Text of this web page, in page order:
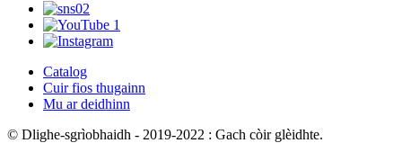
Catalog
Cuir fios thugainn
Mu ar deidhinn
© Dlighe-sgrìobhaidh - 2019-2022 : Gach còir glèidhte.